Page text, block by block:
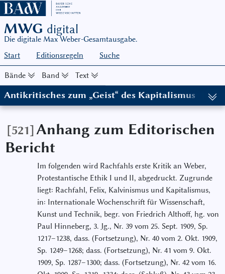
MWG digital
Die digitale Max Weber-Gesamtausgabe.
Start
Editionsregeln Suche
Bände Band Text
Antikritisches zum „Geist“ des Kapitalismus
(in: MWG I/9, hg. von Wolfgang Schluchter in Zusammenarbeit
[521] Anhang zum Editorischen
Bericht
Im folgenden wird Rachfahls erste Kritik an Weber,
Protestantische Ethik I und II, abgedruckt. Zugrunde
liegt: Rachfahl, Felix, Kalvinismus und Kapitalismus,
in: Internationale Wochenschrift für Wissenschaft,
Kunst und Technik, begr. von Friedrich Althoff, hg. von
Paul Hinneberg, 3. Jg., Nr. 39 vom 25. Sept. 1909, Sp.
1217–1238, dass. (Fortsetzung), Nr. 40 vom 2. Okt. 1909,
Sp. 1249–1268; dass. (Fortsetzung), Nr. 41 vom 9. Okt.
1909, Sp. 1287–1300; dass. (Fortsetzung), Nr. 42 vom 16.